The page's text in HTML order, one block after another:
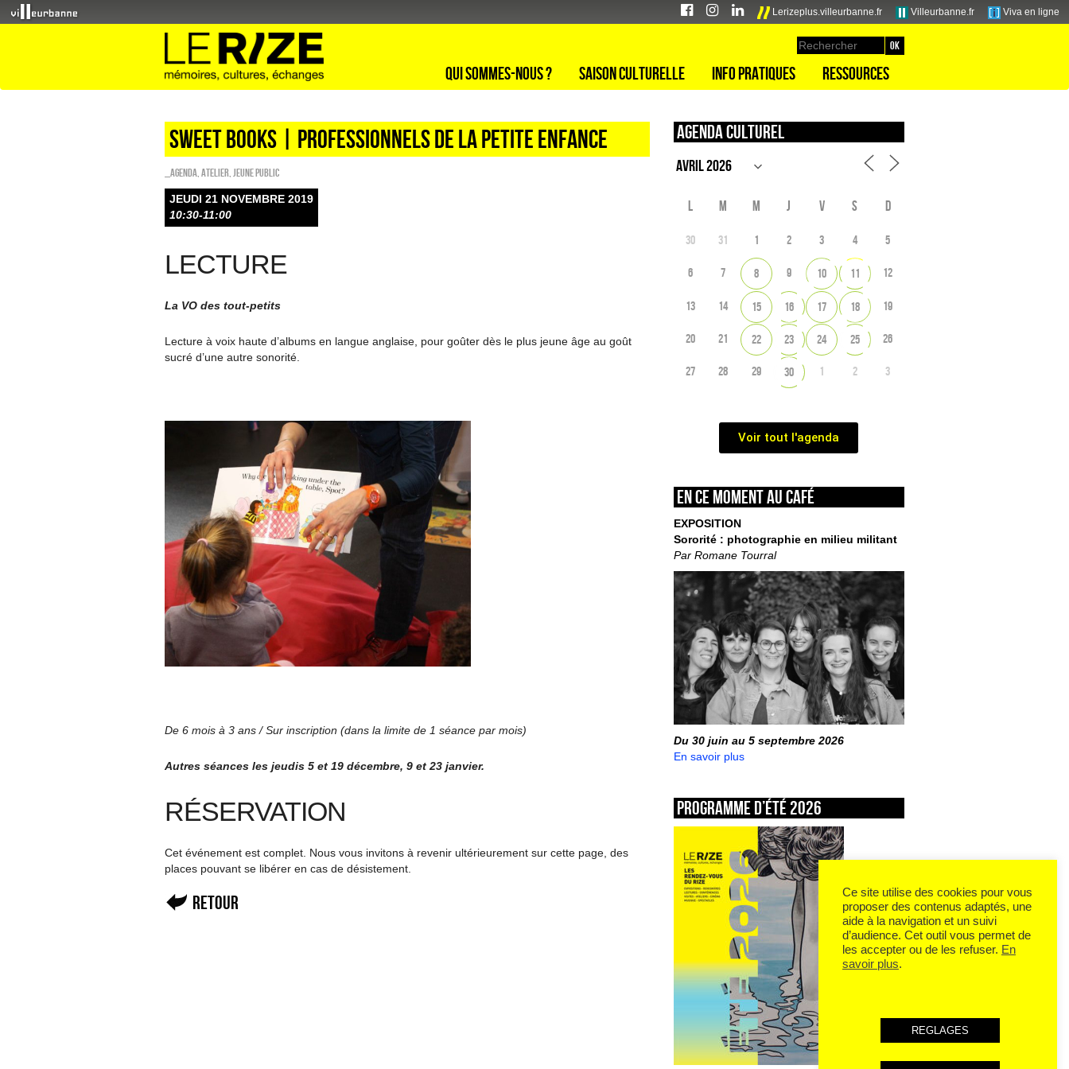
Lerizeplus.villeurbanne.fr Villeurbanne.fr Viva en ligne
Qui sommes-nous ? Saison culturelle Info pratiques Ressources
Sweet Books | professionnels de la petite enfance
_Agenda Atelier Jeune public
JEUDI 21 NOVEMBRE 2019
10:30-11:00
LECTURE
La VO des tout-petits
Lecture à voix haute d’albums en langue anglaise, pour goûter dès le plus jeune âge au goût
sucré d’une autre sonorité.
De 6 mois à 3 ans / Sur inscription (dans la limite de 1 séance par mois)
Autres séances les jeudis 5 et 19 décembre, 9 et 23 janvier.
RÉSERVATION
Cet événement est complet. Nous vous invitons à revenir ultérieurement sur cette page, des
places pouvant se libérer en cas de désistement.
Retour
Agenda culturel
L M M J V S D
30 31 1 2 3 4 5
6 7 8 9 10 11 12
13 14 15 16 17 18 19
20 21 22 23 24 25 26
27 28 29 30 1 2 3
Voir tout l'agenda
En ce moment au café
EXPOSITION
Sororité : photographie en milieu militant
Par Romane Tourral
Du 30 juin au 5 septembre 2026
En savoir plus
Programme d’été 2026
Ce site utilise des cookies pour vous
proposer des contenus adaptés, une
aide à la navigation et un suivi
d’audience. Cet outil vous permet de
les accepter ou de les refuser. En
savoir plus.
REGLAGES